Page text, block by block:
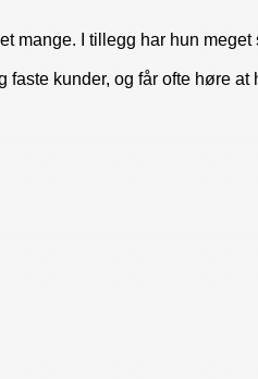
I tillegg har hun
kunder, og får ofte høre